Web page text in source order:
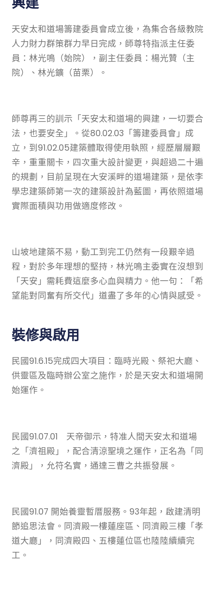
天安太和道場籌建委員會成立後，為集合各級教院
人力財力群策群力早日完成，師尊特指派主任委
員：林光鳴（始院），副主任委員：楊光贊（主
院）、林光鑛（苗栗）。
師尊再三的訓示「天安太和道場的興建，一切要合
法，也要安全」。從80.02.03「籌建委員會」成
立，到91.02.05建築體取得使用執照，經歷層層艱
辛，重重關卡，四次重大設計變更，與超過二十遍
的規劃，目前呈現在大安溪畔的道場建築，是依李
學忠建築師第一次的建築設計為藍圖，再依照道場
實際面積與功用做適度修改。
山坡地建築不易，動工到完工仍然有一段艱辛過
程，對於多年理想的堅持，林光鳴主委實在沒想到
「天安」需耗費這麼多心血與精力。他一句：「希
望能對同奮有所交代」道盡了多年的心情與感受。
裝修與啟用
民國91.6.15完成四大項目：臨時光殿、祭祀大廳、
供靈區及臨時辦公室之施作，於是天安太和道場開
始運作。
民國91.07.01 天帝御示，特准人間天安太和道場
之「濟祖殿」，配合清涼聖境之運作，正名為「同
濟殿」，允符名實，通達三曹之共振發展。
民國91.07 開始養靈暫厝服務。93年起，啟建清明
節追思法會。同濟殿一樓蓮座區、同濟殿三樓「孝
道大廳」，同濟殿四、五樓蓮位區也陸陸續續完
工。